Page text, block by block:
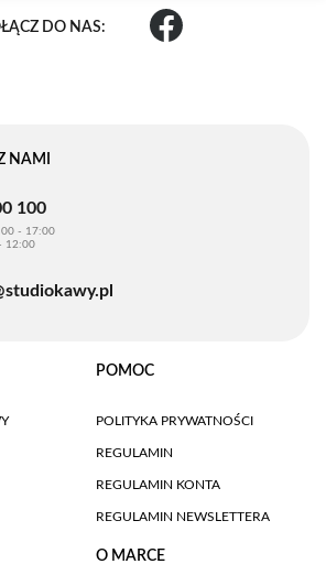
DO NAS:
NAMI
100
- 17:00
12:00
POMOC
POLITYKA PRYWATNOŚCI
REGULAMIN
REGULAMIN KONTA
REGULAMIN NEWSLETTERA
O MARCE